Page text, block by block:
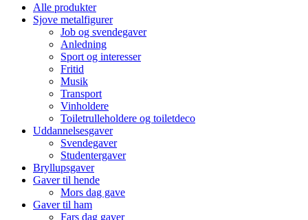
Alle produkter
Sjove metalfigurer
Job og svendegaver
Anledning
Sport og interesser
Fritid
Musik
Transport
Vinholdere
Toiletrulleholdere og toiletdeco
Uddannelsesgaver
Svendegaver
Studentergaver
Bryllupsgaver
Gaver til hende
Mors dag gave
Gaver til ham
Fars dag gaver